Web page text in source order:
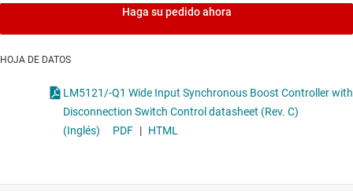
Haga su pedido ahora
HOJA DE DATOS
LM5121/-Q1 Wide Input Synchronous Boost Controller with
Disconnection Switch Control datasheet (Rev. C)
(Inglés)
PDF | HTML